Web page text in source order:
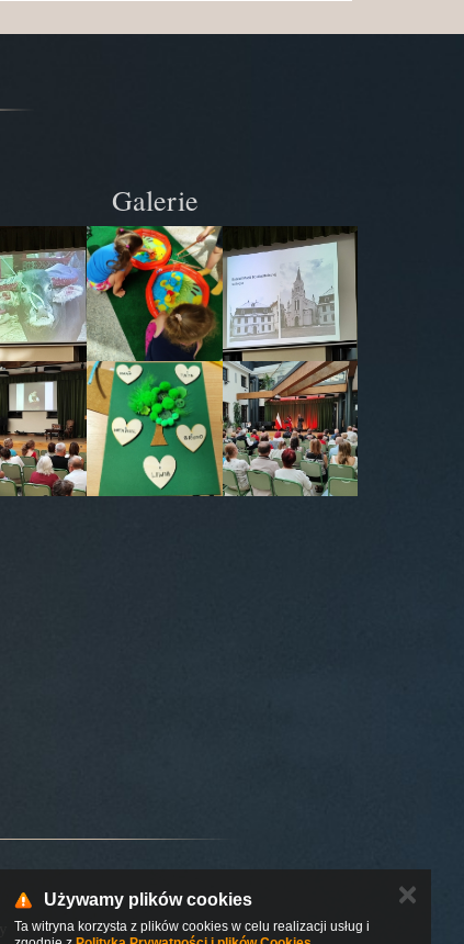
Galerie
Używamy plików cookies
Ta witryna korzysta z plików cookies w celu realizacji usług i
✕